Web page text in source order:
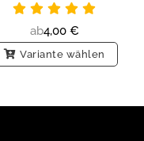
ab4,00 €
Variante wählen